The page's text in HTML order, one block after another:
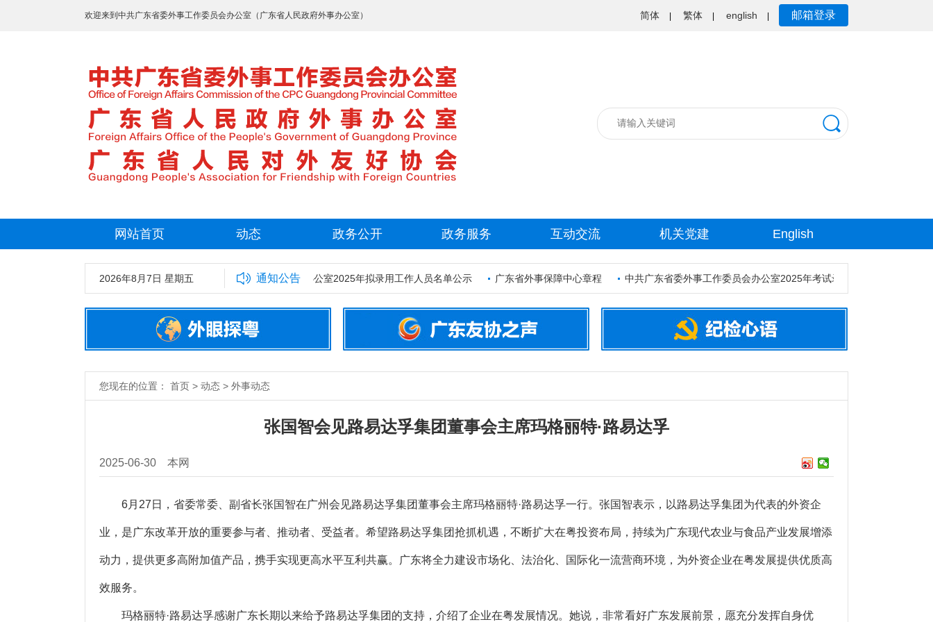
欢迎来到中共广东省委外事工作委员会办公室（广东省人民政府外事办公室） 简体 繁体 english 邮箱登录
网站首页 动态 政务公开 政务服务 互动交流 机关党建 English
2026年8月7日 星期五 通知公告
中共广东省委外事工作委员会办公室2025年拟录用工作人员名单公示 广东省外事保障中心章程 中共广东省委外事工作委员会办公室2025年考试录用公务员资格审核公告
您现在的位置： 首页 > 动态 > 外事动态
张国智会见路易达孚集团董事会主席玛格丽特·路易达孚
2025-06-30 本网
6月27日，省委常委、副省长张国智在广州会见路易达孚集团董事会主席玛格丽特·路易达孚一行。张国智表示，以路易达孚集团为代表的外资企
业，是广东改革开放的重要参与者、推动者、受益者。希望路易达孚集团抢抓机遇，不断扩大在粤投资布局，持续为广东现代农业与食品产业发展增添
动力，提供更多高附加值产品，携手实现更高水平互利共赢。广东将全力建设市场化、法治化、国际化一流营商环境，为外资企业在粤发展提供优质高
效服务。
玛格丽特·路易达孚感谢广东长期以来给予路易达孚集团的支持，介绍了企业在粤发展情况。她说，非常看好广东发展前景，愿充分发挥自身优